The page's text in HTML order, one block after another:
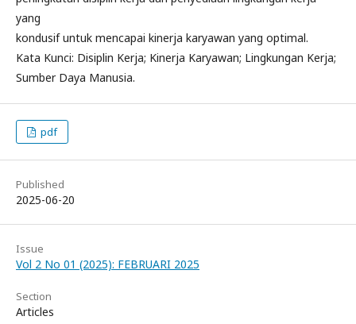
yang
kondusif untuk mencapai kinerja karyawan yang optimal.
Kata Kunci: Disiplin Kerja; Kinerja Karyawan; Lingkungan Kerja;
Sumber Daya Manusia.
pdf
Published
2025-06-20
Issue
Vol 2 No 01 (2025): FEBRUARI 2025
Section
Articles